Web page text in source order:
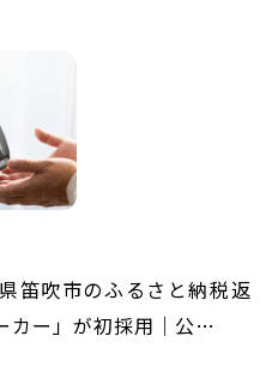
笛吹市のふるさと納税返
カー」が初採用｜公…